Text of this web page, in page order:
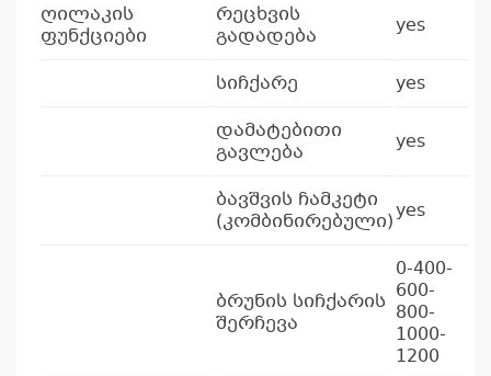
ღილაკის
ფუნქციები
რეცხვის
გადადება
yes
სიჩქარე
yes
დამატებითი
გავლება
yes
ბავშვის ჩამკეტი
(კომბინირებული)yes
ბრუნის სიჩქარის
შერჩევა
0-400-
600-
800-
1000-
1200